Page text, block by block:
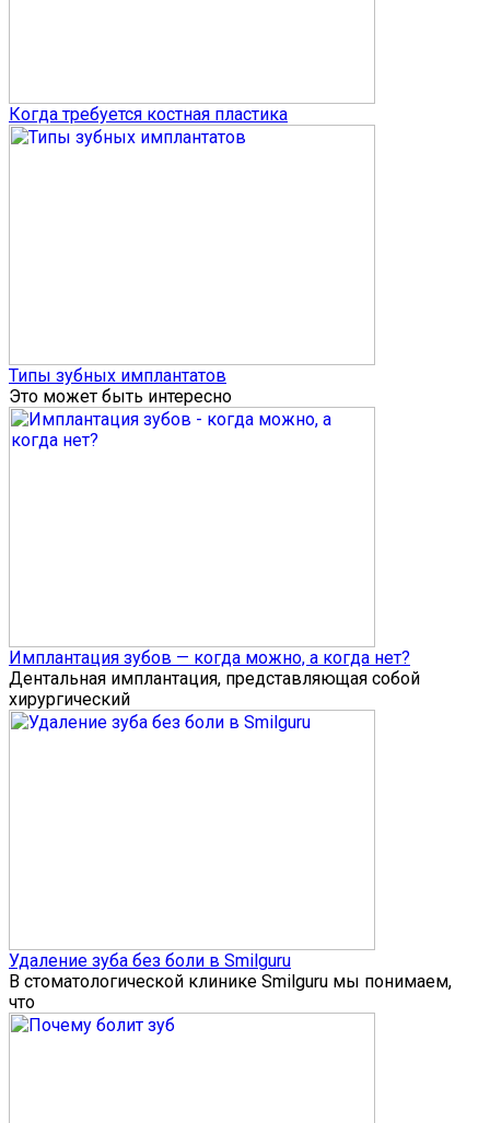
Когда требуется костная пластика
Типы зубных имплантатов
Это может быть интересно
Имплантация зубов — когда можно, а когда нет?
Дентальная имплантация, представляющая собой
хирургический
Удаление зуба без боли в Smilguru
В стоматологической клинике Smilguru мы понимаем,
что